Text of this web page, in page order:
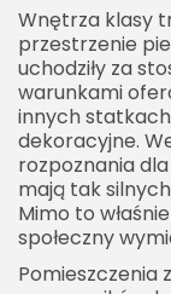
Wnętrza klasy
przestrzenie
uchodziły za
warunkami
innych
dekoracyjne.
rozpoznania
mają tak
Mimo to
społeczny
Pomieszczenia